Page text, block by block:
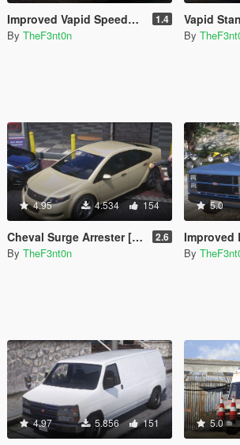
Improved Vapid Speedo [Add-On | Replace | Liveries | Legacy | Enhanced] 1.4
By TheF3nt0n
Vapid Stanier 2nd
By
4.95 4.534 154
Cheval Surge Arrester [Add-On | Legacy | Enhanced] 2.6
By TheF3nt0n
5.0
Improved Bobcat XL
By
4.97 5.856 151 5.0